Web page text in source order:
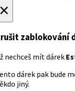
zablokování
nechceš mít dárek
dárek pak bude
jiný.